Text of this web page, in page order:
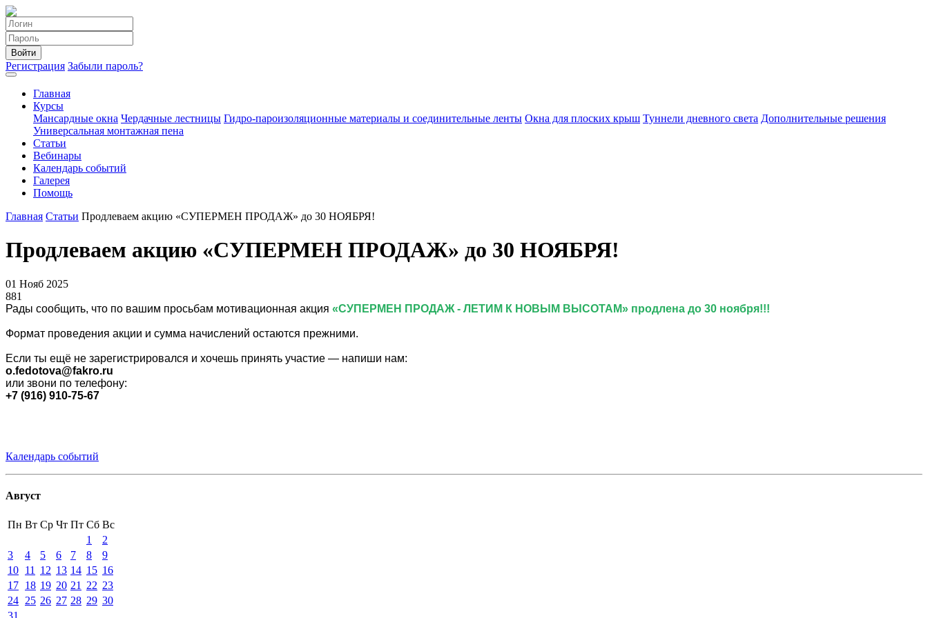
Войти
Регистрация Забыли пароль?
Главная
Курсы
Мансардные окна Чердачные лестницы Гидро-пароизоляционные материалы и соединительные ленты Окна для плоских крыш Туннели дневного света Дополнительные решения
Универсальная монтажная пена
Статьи
Вебинары
Календарь событий
Галерея
Помощь
Главная Статьи Продлеваем акцию «СУПЕРМЕН ПРОДАЖ» до 30 НОЯБРЯ!
Продлеваем акцию «СУПЕРМЕН ПРОДАЖ» до 30 НОЯБРЯ!
01 Нояб 2025
881
Рады сообщить, что по вашим просьбам мотивационная акция «СУПЕРМЕН ПРОДАЖ - ЛЕТИМ К НОВЫМ ВЫСОТАМ» продлена до 30 ноября!!!
Формат проведения акции и сумма начислений остаются прежними.
Если ты ещё не зарегистрировался и хочешь принять участие — напиши нам:
o.fedotova@fakro.ru
или звони по телефону:
+7 (916) 910-75-67
Календарь событий
Август
Пн Вт Ср Чт Пт Сб Вс
1
2
3
4 5 6 7 8
9
10 11 12 13 14 15 16
17 18 19 20 21 22 23
24 25 26 27 28 29 30